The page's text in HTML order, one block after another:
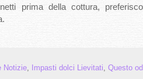
prima della cottura,
Notizie Impasti dolci Lievitati
Questo